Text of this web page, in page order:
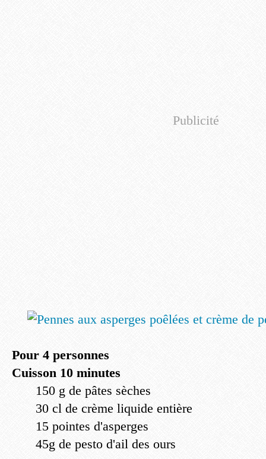
Publicité
Pour 4 personnes
Cuisson 10 minutes
150 g de pâtes sèches
30 cl de crème liquide entière
15 pointes d'asperges
45g de pesto d'ail des ours